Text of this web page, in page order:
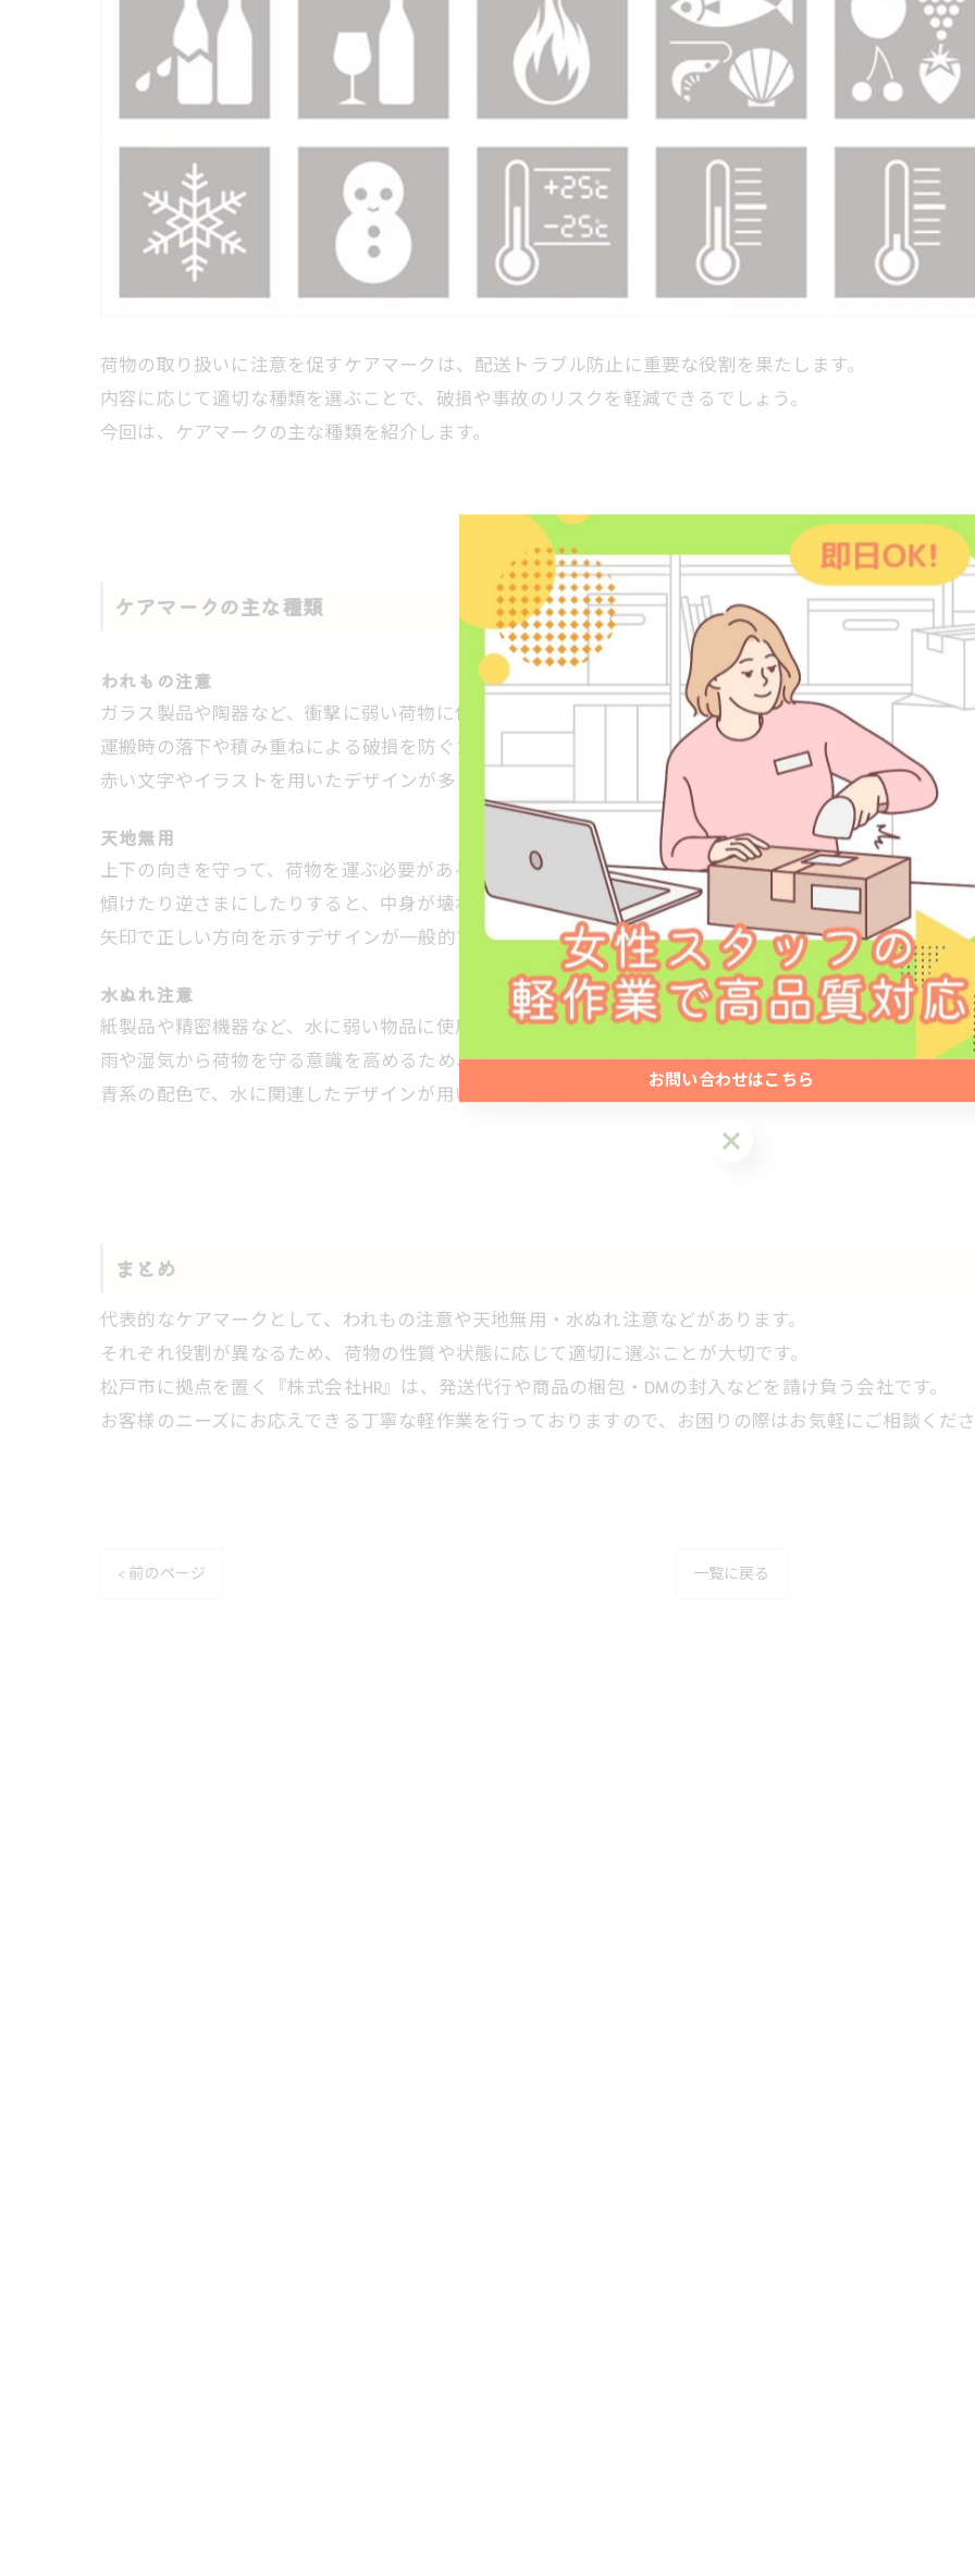
荷物の取り扱いに注意を促すケアマークは、配送トラブル防止に重要な役割を果たします。
内容に応じて適切な種類を選ぶことで、破損や事故のリスクを軽減できるでしょう。
今回は、ケアマークの主な種類を紹介します。
ケアマークの主な種類
われもの注意
ガラス製品や陶器など、衝撃に弱い荷物に使用される代表的なケアマークです。
運搬時の落下や積み重ねによる破損を防ぐため、輸送業者に特別な注意を促す効果があります。
赤い文字やイラストを用いたデザインが多く、視認性にも優れています。
天地無用
上下の向きを守って、荷物を運ぶ必要がある場合に貼るマークです。
傾けたり逆さまにしたりすると、中身が壊れたり液体が漏れたりする可能性があります。
矢印で正しい方向を示すデザインが一般的で、箱の複数カ所に貼ると効果が高まるでしょう。
水ぬれ注意
紙製品や精密機器など、水に弱い物品に使用されるケアマークです。
雨や湿気から荷物を守る意識を高めるため、ビニールカバーと併用されることも多くあります。
青系の配色で、水に関連したデザインが用いられる傾向です。
まとめ
代表的なケアマークとして、われもの注意や天地無用・水ぬれ注意などがあります。
それぞれ役割が異なるため、荷物の性質や状態に応じて適切に選ぶことが大切です。
松戸市に拠点を置く『株式会社HR』は、発送代行や商品の梱包・DMの封入などを請け負う会社です。
お客様のニーズにお応えできる丁寧な軽作業を行っておりますので、お困りの際はお気軽にご相談くださ
< 前のページ 一覧に戻る
お問い合わせはこちら